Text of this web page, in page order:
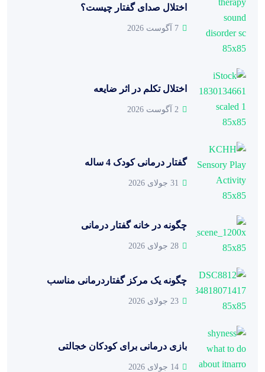
اختلال صدای گفتار چیست؟
7 آگوست 2026
اختلال تکلم در اثر ضایعه
2 آگوست 2026
گفتار درمانی کودک 4 ساله
31 جولای 2026
چگونه در خانه گفتار درمانی
28 جولای 2026
چگونه یک مرکز گفتاردرمانی مناسب
23 جولای 2026
بازی درمانی برای کودکان خجالتی
14 جولای 2026